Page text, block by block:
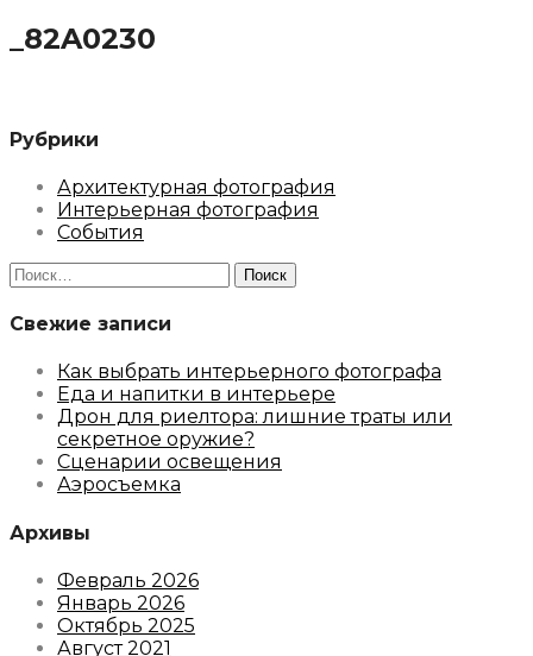
_82A0230
Рубрики
Архитектурная фотография
Интерьерная фотография
События
Найти:
Свежие записи
Как выбрать интерьерного фотографа
Еда и напитки в интерьере
Дрон для риелтора: лишние траты или
секретное оружие?
Сценарии освещения
Аэросъемка
Архивы
Февраль 2026
Январь 2026
Октябрь 2025
Август 2021